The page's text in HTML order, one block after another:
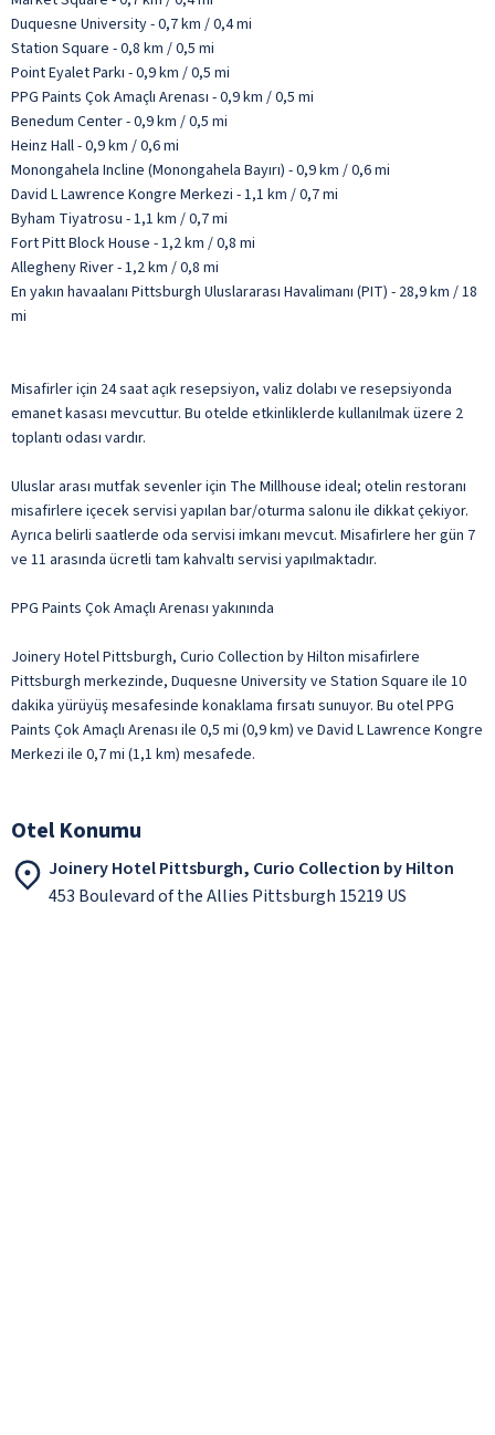
Duquesne University - 0,7 km / 0,4 mi
Station Square - 0,8 km / 0,5 mi
Point Eyalet Parkı - 0,9 km / 0,5 mi
PPG Paints Çok Amaçlı Arenası - 0,9 km / 0,5 mi
Benedum Center - 0,9 km / 0,5 mi
Heinz Hall - 0,9 km / 0,6 mi
Monongahela Incline (Monongahela Bayırı) - 0,9 km / 0,6 mi
David L Lawrence Kongre Merkezi - 1,1 km / 0,7 mi
Byham Tiyatrosu - 1,1 km / 0,7 mi
Fort Pitt Block House - 1,2 km / 0,8 mi
Allegheny River - 1,2 km / 0,8 mi
En yakın havaalanı Pittsburgh Uluslararası Havalimanı (PIT) - 28,9 km / 18
mi
Misafirler için 24 saat açık resepsiyon, valiz dolabı ve resepsiyonda
emanet kasası mevcuttur. Bu otelde etkinliklerde kullanılmak üzere 2
toplantı odası vardır.
Uluslar arası mutfak sevenler için The Millhouse ideal; otelin restoranı
misafirlere içecek servisi yapılan bar/oturma salonu ile dikkat çekiyor.
Ayrıca belirli saatlerde oda servisi imkanı mevcut. Misafirlere her gün 7
ve 11 arasında ücretli tam kahvaltı servisi yapılmaktadır.
PPG Paints Çok Amaçlı Arenası yakınında
Joinery Hotel Pittsburgh, Curio Collection by Hilton misafirlere
Pittsburgh merkezinde, Duquesne University ve Station Square ile 10
dakika yürüyüş mesafesinde konaklama fırsatı sunuyor. Bu otel PPG
Paints Çok Amaçlı Arenası ile 0,5 mi (0,9 km) ve David L Lawrence Kongre
Merkezi ile 0,7 mi (1,1 km) mesafede.
Otel Konumu
Joinery Hotel Pittsburgh, Curio Collection by Hilton
453 Boulevard of the Allies Pittsburgh 15219 US